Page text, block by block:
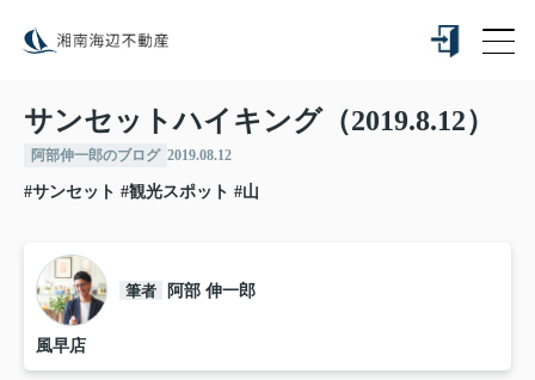
サンセットハイキング（2019.8.12）
阿部伸一郎のブログ 2019.08.12
#サンセット #観光スポット #山
筆者 阿部 伸一郎
風早店